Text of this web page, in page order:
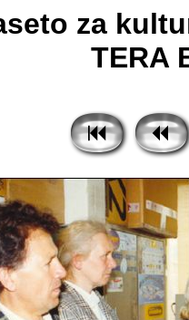
za
TERA